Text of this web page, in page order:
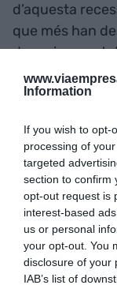
Information
If you wish to opt-
processing of
targeted
section to confirm
opt-out request is
interest-based
us or personal
your opt-out. You
disclosure of your
IAB’s list of
d’aquesta
que més han
de creixement
Aquest
capacitat
directora de la
La
per 3,5